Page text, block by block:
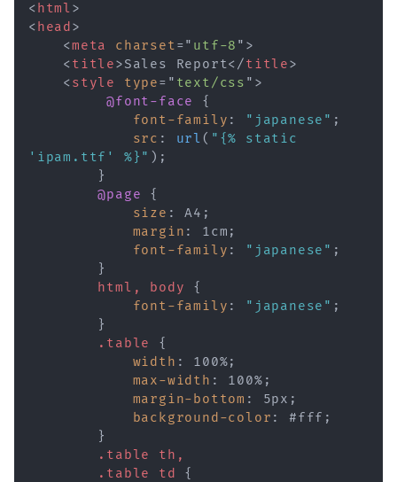
< html>
< head >
<meta charset=" utf-8 " >
<title>Sales Report</title>
<style type= " text/css " >
@font-face
{
font-family : "japanese" ;
src : url ( "{% static
'ipam.ttf' %}" ) ;
}
@page
{
size : A4 ;
margin : 1cm ;
font-family : "japanese" ;
}
html, body
{
font-family : "japanese" ;
}
.table
{
width : 100%;
max-width : 100% ;
margin-bottom : 5px ;
background-color : #fff ;
}
.table th,
        .table td
{